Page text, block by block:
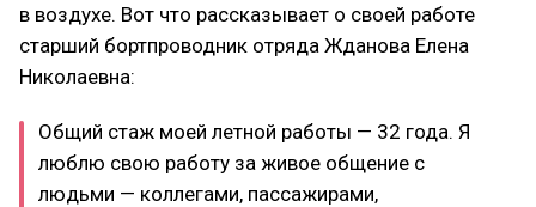
в воздухе. Вот что рассказывает о своей работе
старший бортпроводник отряда Жданова Елена
Николаевна:
Общий стаж моей летной работы — 32 года. Я
люблю свою работу за живое общение с
людьми — коллегами, пассажирами,